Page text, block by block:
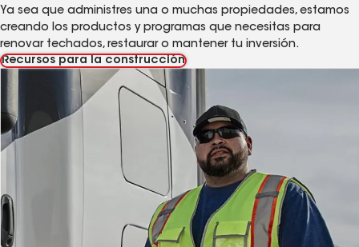
Ya sea que administres una o muchas propiedades, estamos
creando los productos y programas que necesitas para
renovar techados, restaurar o mantener tu inversión.
Recursos para la construcción